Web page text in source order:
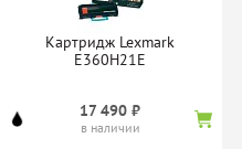
нет в наличии
Картридж Lexmark
E360H21E
17 490 ₽
в наличии